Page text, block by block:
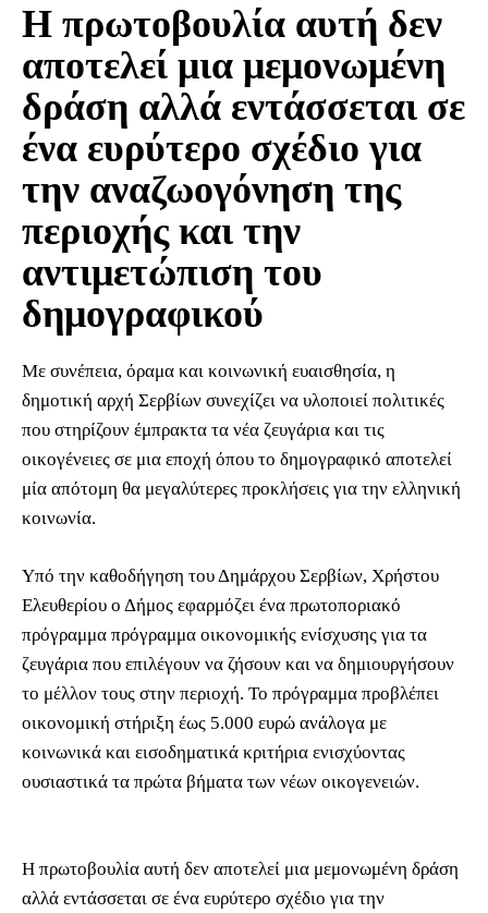
Η πρωτοβουλία αυτή δεν
αποτελεί μια μεμονωμένη
δράση αλλά εντάσσεται σε
ένα ευρύτερο σχέδιο για
την αναζωογόνηση της
περιοχής και την
αντιμετώπιση του
δημογραφικού
Με συνέπεια, όραμα και κοινωνική ευαισθησία, η
δημοτική αρχή Σερβίων συνεχίζει να υλοποιεί πολιτικές
που στηρίζουν έμπρακτα τα νέα ζευγάρια και τις
οικογένειες σε μια εποχή όπου το δημογραφικό αποτελεί
μία απότομη θα μεγαλύτερες προκλήσεις για την ελληνική
κοινωνία.
Υπό την καθοδήγηση του Δημάρχου Σερβίων, Χρήστου
Ελευθερίου ο Δήμος εφαρμόζει ένα πρωτοποριακό
πρόγραμμα πρόγραμμα οικονομικής ενίσχυσης για τα
ζευγάρια που επιλέγουν να ζήσουν και να δημιουργήσουν
το μέλλον τους στην περιοχή. Το πρόγραμμα προβλέπει
οικονομική στήριξη έως 5.000 ευρώ ανάλογα με
κοινωνικά και εισοδηματικά κριτήρια ενισχύοντας
ουσιαστικά τα πρώτα βήματα των νέων οικογενειών.
Η πρωτοβουλία αυτή δεν αποτελεί μια μεμονωμένη δράση
αλλά εντάσσεται σε ένα ευρύτερο σχέδιο για την